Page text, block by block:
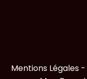
Mentions Légales